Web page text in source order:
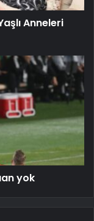
Anneleri
yok